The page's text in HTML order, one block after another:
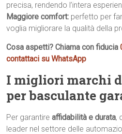
precisa, rendendo l’intera
Maggiore comfort: perfetto per
voglia migliorare la qualità della
Cosa aspetti? Chiama con fiducia
contattaci su WhatsApp
I migliori marchi
per basculante
Per garantireaffidabilità e durata,
leader nel settore delle